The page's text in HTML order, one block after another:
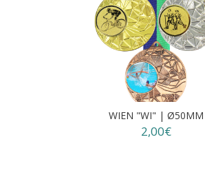
WIEN "WI" | Ø50MM
2,00€